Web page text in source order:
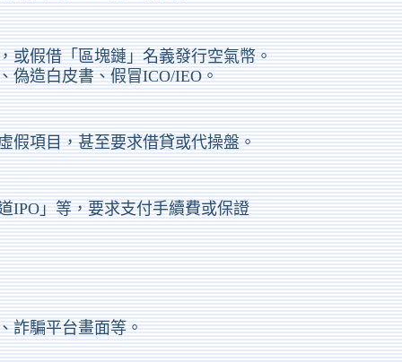
或假借「區塊鏈」名義發行空氣幣。
偽造白皮書、假冒ICO/IEO。
假項目，甚至要求借貸或代操盤。
IPO」等，要求支付手續費或保證
詐騙平台畫面等。